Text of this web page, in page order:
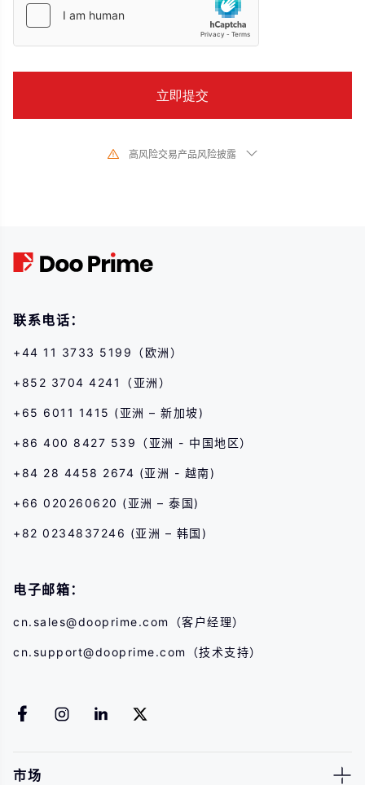
高风险交易产品风险披露
联系电话：
+44 11 3733 5199（欧洲）
+852 3704 4241（亚洲）
+65 6011 1415 (亚洲 – 新加坡)
+86 400 8427 539（亚洲 - 中国地区）
+84 28 4458 2674 (亚洲 - 越南)
+66 020260620 (亚洲 – 泰国)
+82 0234837246 (亚洲 – 韩国)
电子邮箱：
cn.sales@dooprime.com （客户经理）
cn.support@dooprime.com （技术支持）
市场